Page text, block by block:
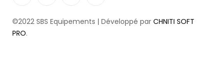
©2022 SBS Equipements | Développé par CHNITI SOFT
PRO.